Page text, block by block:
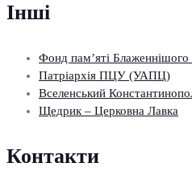
Інші
Фонд пам’яті
Патріархія ПЦУ (УАПЦ)
Вселенський
Щедрик – Церковна Лавка
Контакти